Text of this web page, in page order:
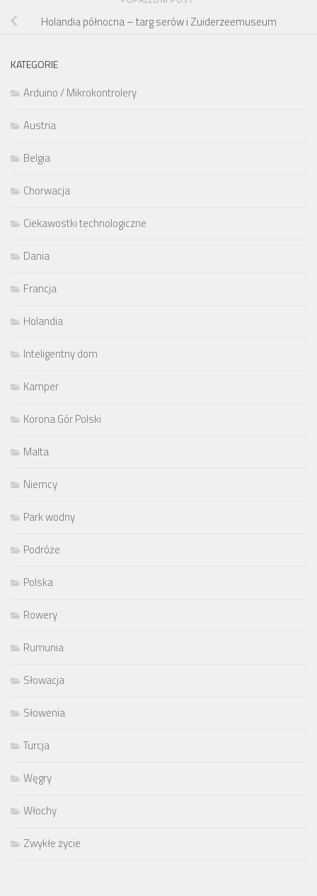
Holandia północna – targ serów i Zuiderzeemuseum
KATEGORIE
Arduino / Mikrokontrolery
Austria
Belgia
Chorwacja
Ciekawostki technologiczne
Dania
Francja
Holandia
Inteligentny dom
Kamper
Korona Gór Polski
Malta
Niemcy
Park wodny
Podróże
Polska
Rowery
Rumunia
Słowacja
Słowenia
Turcja
Węgry
Włochy
Zwykłe życie